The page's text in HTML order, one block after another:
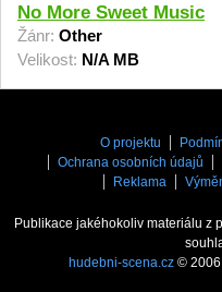
No More Sweet Music
Žánr: Other
Velikost: N/A MB
O projektu
Ochrana osobních údajů
Reklama
Publikace jakéhokoliv materiálu z
hudebni-scena.cz© 2006